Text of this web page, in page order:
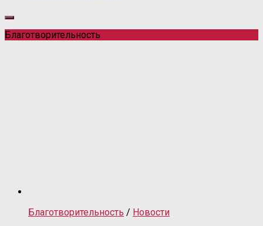
Благотворительность
Благотворительность / Новости